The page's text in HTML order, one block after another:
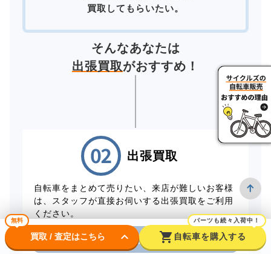
買取してもらいたい。
そんなあなたは
出張買取がおすすめ！
出張買取
自転車をまとめて売りたい、来店が難しいお客様
は、スタッフが直接お伺いする出張買取をご利用
ください。
電話から出張買取を申し込む
無料
買取 / 査定はこちら keyboard_arrow_down shopping_cart
パーツも続々入荷中！
自転車を購入する